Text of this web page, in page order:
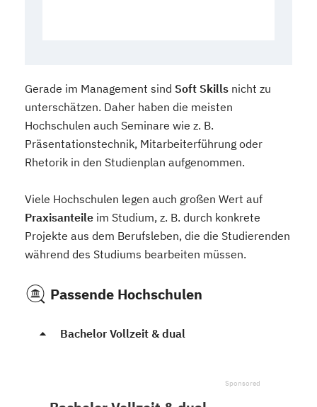
Gerade im Management sind Soft Skills nicht zu
unterschätzen. Daher haben die meisten
Hochschulen auch Seminare wie z. B.
Präsentationstechnik, Mitarbeiterführung oder
Rhetorik in den Studienplan aufgenommen.
Viele Hochschulen legen auch großen Wert auf
Praxisanteile im Studium, z. B. durch konkrete
Projekte aus dem Berufsleben, die die Studierenden
während des Studiums bearbeiten müssen.
Passende Hochschulen
Bachelor Vollzeit & dual